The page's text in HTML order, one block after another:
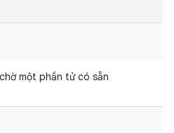
một phần tử có sẵn